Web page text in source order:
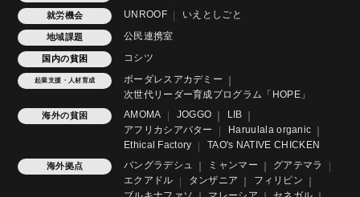
就労機会 UNROOF いえとしごと
地域課題 公民連携室
国内の貧困 コシツ
起業支援・人材育成
ボーダレスアカデミー
次世代リーダー育成プログラム「HOPE」
海外の貧困 AMOMA JOGGO
LIB
アフリカシアバター
Haruulala organic
Ethical Factory
TAO's NATIVE CHICKEN
海外拠点 バングラデシュ ミャンマー
グアテマラ
エクアドル
タンザニア
フィリピン